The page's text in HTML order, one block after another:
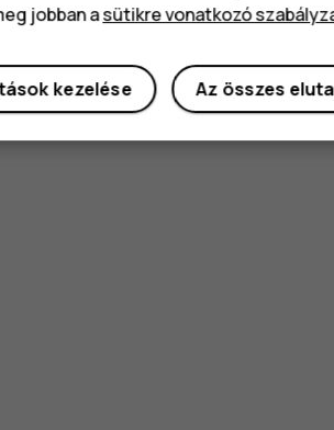
jobban asütikre vonatkozó
Az összes
kezelése